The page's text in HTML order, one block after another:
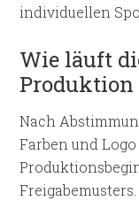
individuellen
Wie läuft
Produktion
Nach
Farben und